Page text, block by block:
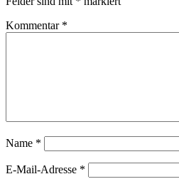
Kommentar *
Name *
E-Mail-Adresse *